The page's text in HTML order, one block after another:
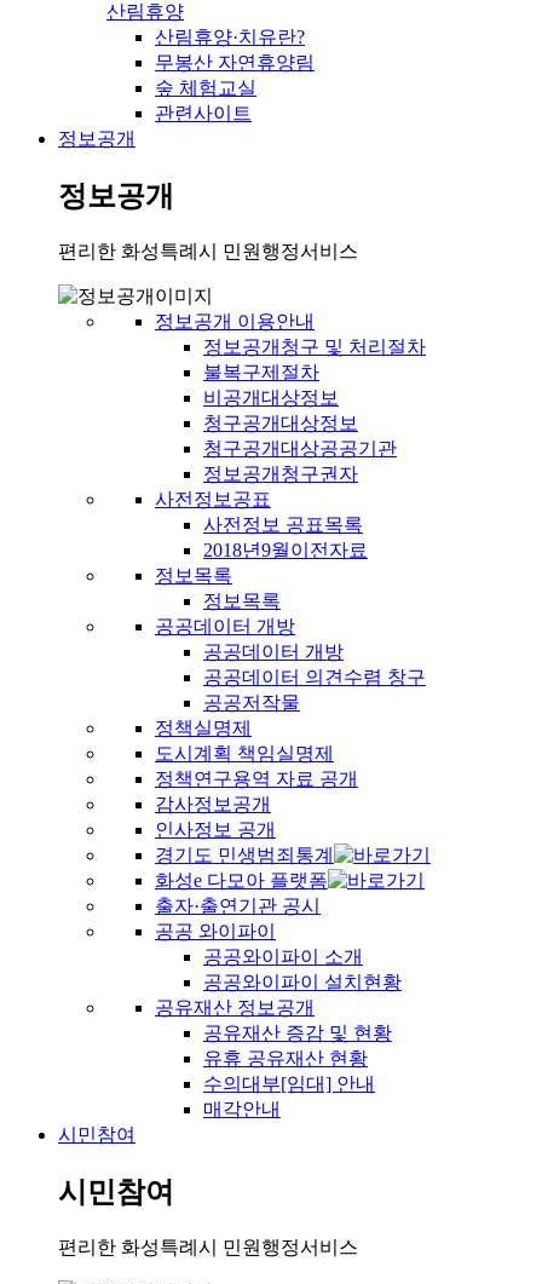
산림휴양
산림휴양·치유란?
무봉산 자연휴양림
숲 체험교실
관련사이트
정보공개
정보공개
편리한 화성특례시 민원행정서비스
정보공개 이용안내
정보공개청구 및 처리절차
불복구제절차
비공개대상정보
청구공개대상정보
청구공개대상공공기관
정보공개청구권자
사전정보공표
사전정보 공표목록
2018년9월이전자료
정보목록
정보목록
공공데이터 개방
공공데이터 개방
공공데이터 의견수렴 창구
공공저작물
정책실명제
도시계획 책임실명제
정책연구용역 자료 공개
감사정보공개
인사정보 공개
경기도 민생범죄통계
화성e 다모아 플랫폼
출자·출연기관 공시
공공 와이파이
공공와이파이 소개
공공와이파이 설치현황
공유재산 정보공개
공유재산 증감 및 현황
유휴 공유재산 현황
수의대부[임대] 안내
매각안내
시민참여
시민참여
편리한 화성특례시 민원행정서비스